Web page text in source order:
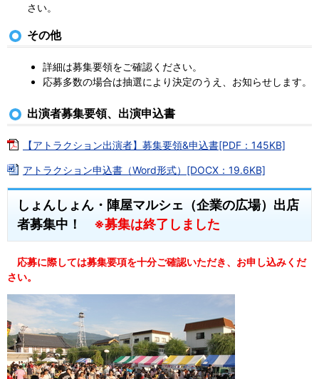
さい。
その他
詳細は募集要領をご確認ください。
応募多数の場合は抽選により決定のうえ、お知らせします。
出演者募集要領、出演申込書
【アトラクション出演者】募集要領&申込書[PDF：145KB]
アトラクション申込書（Word形式）[DOCX：19.6KB]
しょんしょん・陣屋マルシェ（企業の広場）出店
者募集中！ ※募集は終了しました
応募に際しては募集要項を十分ご確認いただき、お申し込みくだ
さい。